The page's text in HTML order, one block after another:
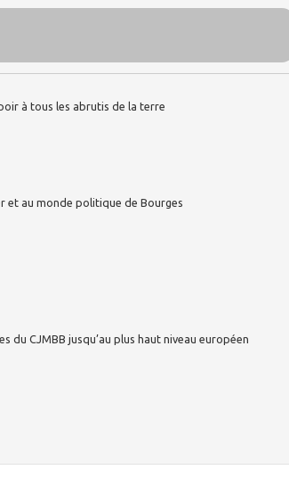
à tous les abrutis de la terre
et au monde politique de Bourges
du CJMBB jusqu’au plus haut niveau européen